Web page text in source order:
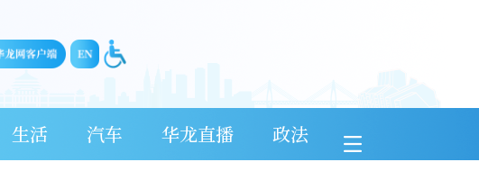
生活 汽车 华龙直播 政法